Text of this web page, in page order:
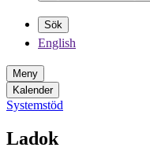
Sök
English
Meny
Kalender
Systemstöd
Ladok